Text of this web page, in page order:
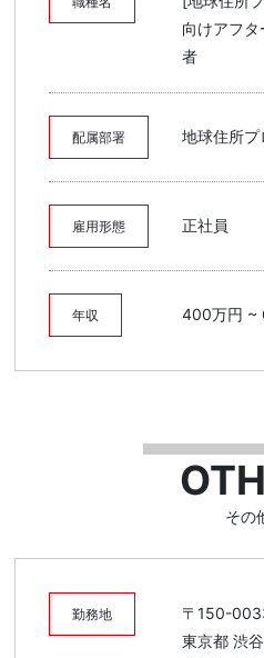
向けアフ
者
配属部署 地球住所プ
雇用形態 正社員
年収 400万円 ~
その
勤務地
〒150-
東京都 渋